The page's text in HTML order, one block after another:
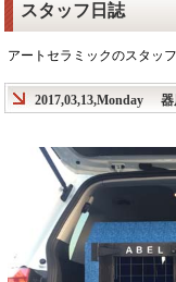
スタッフ日誌
アートセラミックのスタッ
2017,03,13,Monday